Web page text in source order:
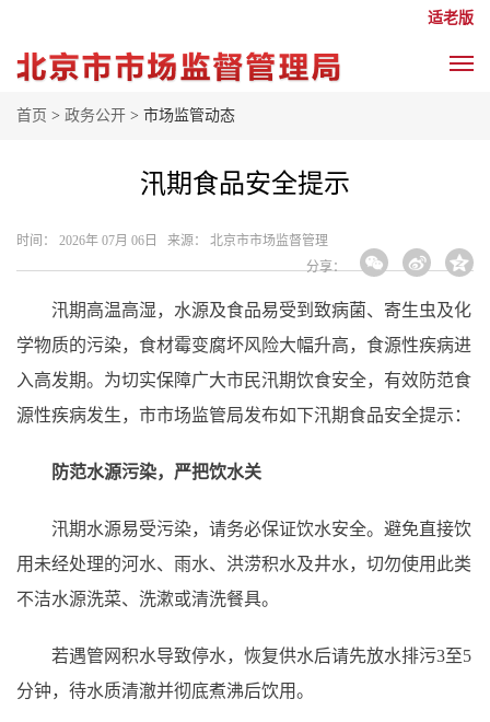
适老版
首页 > 政务公开 > 市场监管动态
汛期食品安全提示
时间： 2026年 07月 06日 来源： 北京市市场监督管理
分享：
汛期高温高湿，水源及食品易受到致病菌、寄生虫及化
学物质的污染，食材霉变腐坏风险大幅升高，食源性疾病进
入高发期。为切实保障广大市民汛期饮食安全，有效防范食
源性疾病发生，市市场监管局发布如下汛期食品安全提示：
防范水源污染，严把饮水关
汛期水源易受污染，请务必保证饮水安全。避免直接饮
用未经处理的河水、雨水、洪涝积水及井水，切勿使用此类
不洁水源洗菜、洗漱或清洗餐具。
若遇管网积水导致停水，恢复供水后请先放水排污3至5
分钟，待水质清澈并彻底煮沸后饮用。